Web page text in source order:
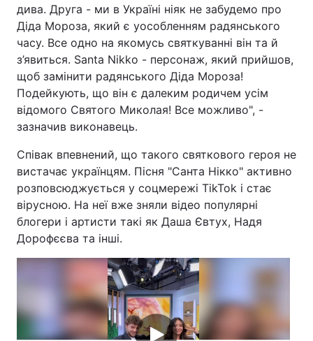
дива. Друга - ми в Україні ніяк не забудемо про
Діда Мороза, який є уособленням радянського
часу. Все одно на якомусь святкуванні він та й
з’явиться. Santa Nikko - персонаж, який прийшов,
щоб замінити радянського Діда Мороза!
Подейкують, що він є далеким родичем усім
відомого Святого Миколая! Все можливо", -
зазначив виконавець.
Співак впевнений, що такого святкового героя не
вистачає українцям. Пісня "Санта Нікко" активно
розповсюджується у соцмережі TikTok і стає
вірусною. На неї вже зняли відео популярні
блогери і артисти такі як Даша Євтух, Надя
Дорофєєва та інші.